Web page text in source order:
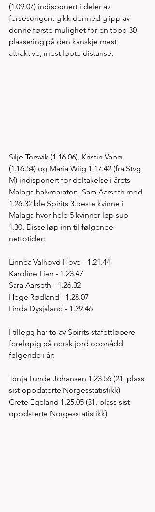
(1.09.07) indisponert i deler av
forsesongen, gikk dermed glipp av
denne første mulighet for en topp 30
plassering på den kanskje mest
attraktive, mest løpte distanse.
Silje Torsvik (1.16.06), Kristin Vabø
(1.16.54) og Maria Wiig 1.17.42 (fra Stvg
M) indisponert for deltakelse i årets
Malaga halvmaraton. Sara Aarseth med
1.26.32 ble Spirits 3.beste kvinne i
Malaga hvor hele 5 kvinner løp sub
1.30. Disse løp inn til følgende
nettotider:
Linnéa Valhovd Hove - 1.21.44
Karoline Lien - 1.23.47
Sara Aarseth - 1.26.32
Hege Rødland - 1.28.07
Linda Dysjaland - 1.29.46
I tillegg har to av Spirits stafettløpere
foreløpig på norsk jord oppnådd
følgende i år:
Tonja Lunde Johansen 1.23.56 (21. plass
sist oppdaterte Norgesstatistikk)
Grete Egeland 1.25.05 (31. plass sist
oppdaterte Norgesstatistikk)